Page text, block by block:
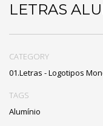
LETRAS
CATEGORY
01.Letras - Logotipos
TAGS
Alumínio